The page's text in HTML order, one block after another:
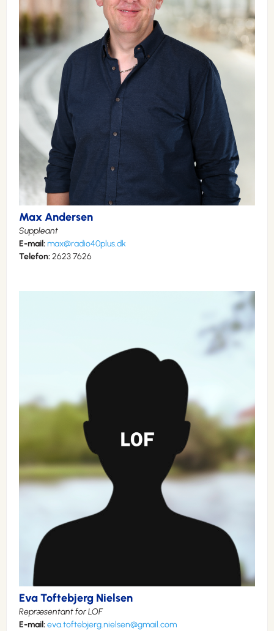
Max Andersen
Suppleant
E-mail:max@radio40plus.dk
Telefon:2623 7626
Eva Toftebjerg Nielsen
Repræsentant for LOF
E-mail:eva.toftebjerg.nielsen@gmail.com